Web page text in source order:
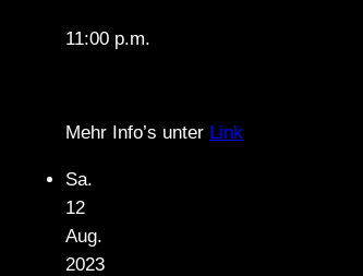
11:00 p.m.
Mehr Info’s unter Link
Sa.
12
Aug.
2023